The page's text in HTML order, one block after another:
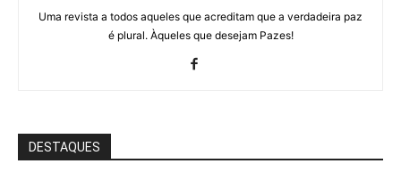
Uma revista a todos aqueles que acreditam que a verdadeira paz
é plural. Àqueles que desejam Pazes!
DESTAQUES